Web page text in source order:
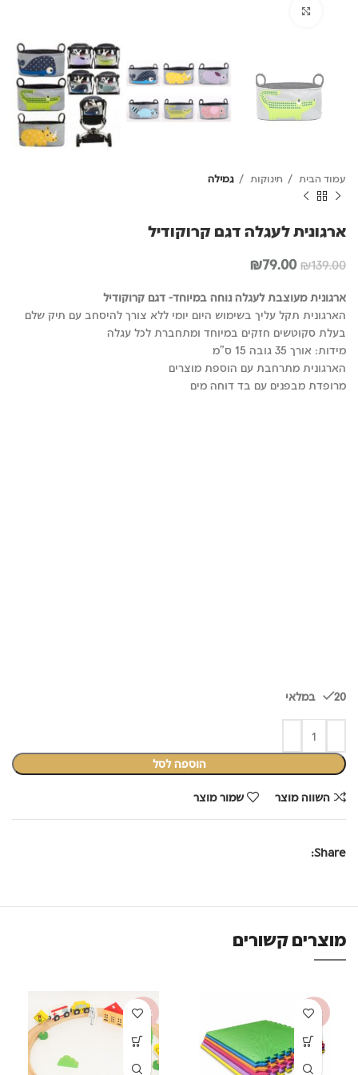
עמוד הבית תינוקות גמילה
ארגונית לעגלה דגם קרוקודיל
₪139.00
המחיר
היה:
₪139.00.
₪79.00
המחיר
הוא:
₪79.00.
ארגונית מעוצבת לעגלה נוחה במיוחד- דגם קרוקודיל
הארגונית תקל עליך בשימוש היום יומי ללא צורך להיסחב עם תיק שלם
בעלת סקוטשים חזקים במיוחד ומתחברת לכל עגלה
מידות: אורך 35 גובה 15 ס"מ
הארגונית מתרחבת עם הוספת מוצרים
מרופדת מבפנים עם בד דוחה מים
20 במלאי
הוספה לסל
השווה מוצר שמור מוצר
Share:
מוצרים קשורים
-53%
-47%